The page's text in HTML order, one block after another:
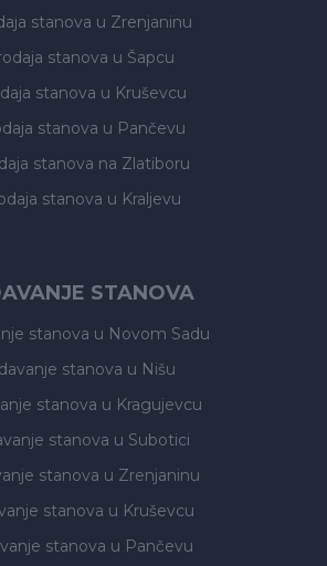
stanova u Zrenjaninu
stanova u Šapcu
stanova u Kruševcu
stanova u Pančevu
stanova na Zlatiboru
stanova u Kraljevu
STANOVA
stanova u Novom Sadu
stanova u Nišu
stanova u Kragujevcu
stanova u Subotici
stanova u Zrenjaninu
stanova u Kruševcu
stanova u Pančevu